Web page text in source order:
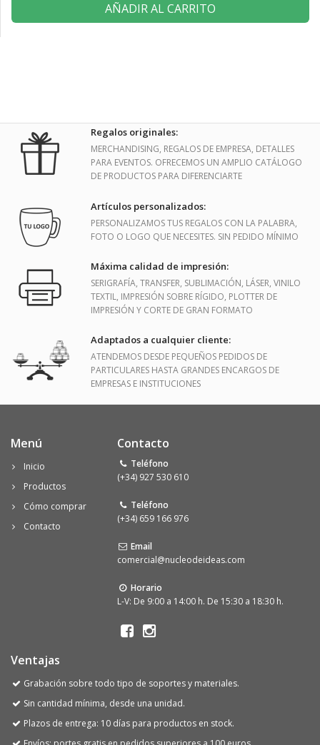
AÑADIR AL CARRITO
Regalos originales:
MERCHANDISING, REGALOS DE EMPRESA, DETALLES
PARA EVENTOS. OFRECEMOS UN AMPLIO CATÁLOGO
DE PRODUCTOS PARA DIFERENCIARTE
Artículos personalizados:
PERSONALIZAMOS TUS REGALOS CON LA PALABRA,
FOTO O LOGO QUE NECESITES. SIN PEDIDO MÍNIMO
Máxima calidad de impresión:
SERIGRAFÍA, TRANSFER, SUBLIMACIÓN, LÁSER, VINILO
TEXTIL, IMPRESIÓN SOBRE RÍGIDO, PLOTTER DE
IMPRESIÓN Y CORTE DE GRAN FORMATO
Adaptados a cualquier cliente:
ATENDEMOS DESDE PEQUEÑOS PEDIDOS DE
PARTICULARES HASTA GRANDES ENCARGOS DE
EMPRESAS E INSTITUCIONES
Menú
Inicio
Productos
Cómo comprar
Contacto
Contacto
Teléfono
(+34) 927 530 610
Teléfono
(+34) 659 166 976
Email
comercial@nucleodeideas.com
Horario
L-V: De 9:00 a 14:00 h. De 15:30 a 18:30 h.
Ventajas
Grabación sobre todo tipo de soportes y materiales.
Sin cantidad mínima, desde una unidad.
Plazos de entrega: 10 días para productos en stock.